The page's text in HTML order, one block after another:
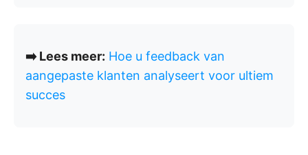
➡️ Lees meer: Hoe u feedback van
aangepaste klanten analyseert voor ultiem
succes